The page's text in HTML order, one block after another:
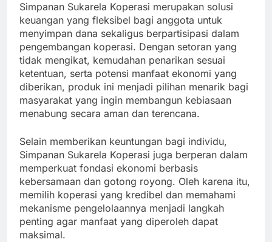
Simpanan Sukarela Koperasi merupakan solusi
keuangan yang fleksibel bagi anggota untuk
menyimpan dana sekaligus berpartisipasi dalam
pengembangan koperasi. Dengan setoran yang
tidak mengikat, kemudahan penarikan sesuai
ketentuan, serta potensi manfaat ekonomi yang
diberikan, produk ini menjadi pilihan menarik bagi
masyarakat yang ingin membangun kebiasaan
menabung secara aman dan terencana.
Selain memberikan keuntungan bagi individu,
Simpanan Sukarela Koperasi juga berperan dalam
memperkuat fondasi ekonomi berbasis
kebersamaan dan gotong royong. Oleh karena itu,
memilih koperasi yang kredibel dan memahami
mekanisme pengelolaannya menjadi langkah
penting agar manfaat yang diperoleh dapat
maksimal.